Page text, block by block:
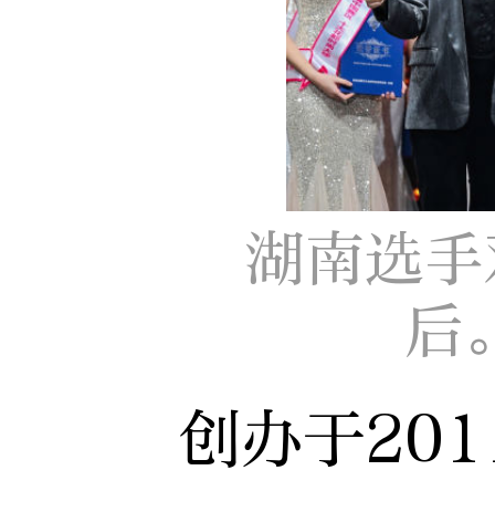
湖南选
后
创办于2011